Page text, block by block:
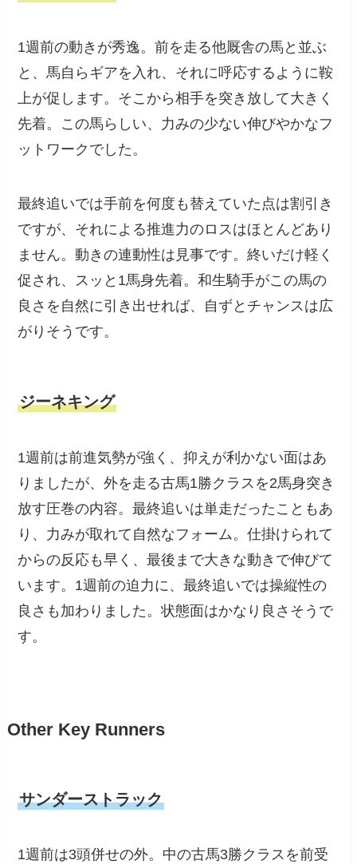
1週前の動きが秀逸。前を走る他厩舎の馬と並ぶ
と、馬自らギアを入れ、それに呼応するように鞍
上が促します。そこから相手を突き放して大きく
先着。この馬らしい、力みの少ない伸びやかなフ
ットワークでした。
最終追いでは手前を何度も替えていた点は割引き
ですが、それによる推進力のロスはほとんどあり
ません。動きの連動性は見事です。終いだけ軽く
促され、スッと1馬身先着。和生騎手がこの馬の
良さを自然に引き出せれば、自ずとチャンスは広
がりそうです。
ジーネキング
1週前は前進気勢が強く、抑えが利かない面はあ
りましたが、外を走る古馬1勝クラスを2馬身突き
放す圧巻の内容。最終追いは単走だったこともあ
り、力みが取れて自然なフォーム。仕掛けられて
からの反応も早く、最後まで大きな動きで伸びて
います。1週前の迫力に、最終追いでは操縦性の
良さも加わりました。状態面はかなり良さそうで
す。
Other Key Runners
サンダーストラック
1週前は3頭併せの外。中の古馬3勝クラスを前受